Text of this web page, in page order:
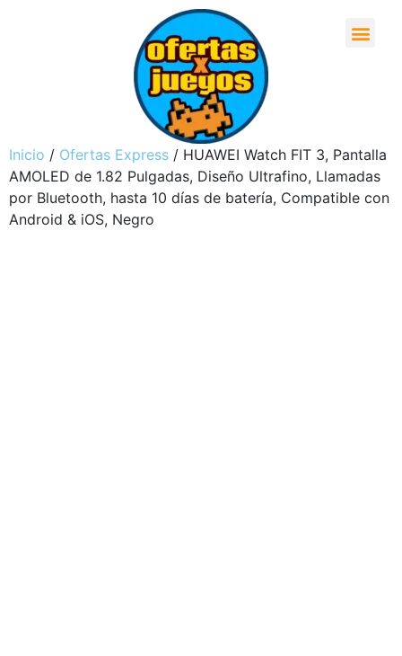
Inicio / Ofertas Express / HUAWEI Watch FIT 3, Pantalla
AMOLED de 1.82 Pulgadas, Diseño Ultrafino, Llamadas
por Bluetooth, hasta 10 días de batería, Compatible con
Android & iOS, Negro